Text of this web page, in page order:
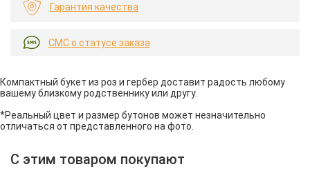
Гарантия качества
СМС о статусе заказа
Компактный букет из роз и гербер доставит радость любому
вашему близкому родственнику или другу.
*Реальный цвет и размер бутонов может незначительно
отличаться от представленного на фото.
С этим товаром покупают